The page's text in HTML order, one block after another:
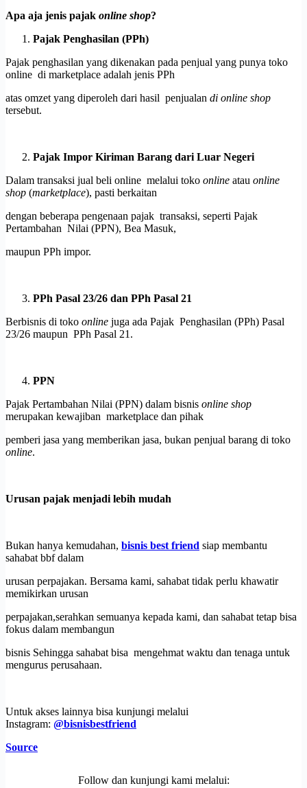
Apa aja jenis pajak online shop?
Pajak Penghasilan (PPh)
Pajak penghasilan yang dikenakan pada penjual yang punya toko
online di marketplace adalah jenis PPh
atas omzet yang diperoleh dari hasil penjualan di online shop
tersebut.
Pajak Impor Kiriman Barang dari Luar Negeri
Dalam transaksi jual beli online melalui toko online atau online
shop (marketplace), pasti berkaitan
dengan beberapa pengenaan pajak transaksi, seperti Pajak
Pertambahan Nilai (PPN), Bea Masuk,
maupun PPh impor.
PPh Pasal 23/26 dan PPh Pasal 21
Berbisnis di toko online juga ada Pajak Penghasilan (PPh) Pasal
23/26 maupun PPh Pasal 21.
PPN
Pajak Pertambahan Nilai (PPN) dalam bisnis online shop
merupakan kewajiban marketplace dan pihak
pemberi jasa yang memberikan jasa, bukan penjual barang di toko
online.
Urusan pajak menjadi lebih mudah
Bukan hanya kemudahan, bisnis best friend siap membantu
sahabat bbf dalam
urusan perpajakan. Bersama kami, sahabat tidak perlu khawatir
memikirkan urusan
perpajakan,serahkan semuanya kepada kami, dan sahabat tetap bisa
fokus dalam membangun
bisnis Sehingga sahabat bisa mengehmat waktu dan tenaga untuk
mengurus perusahaan.
Untuk akses lainnya bisa kunjungi melalui
Instagram: @bisnisbestfriend
Source
Follow dan kunjungi kami melalui: